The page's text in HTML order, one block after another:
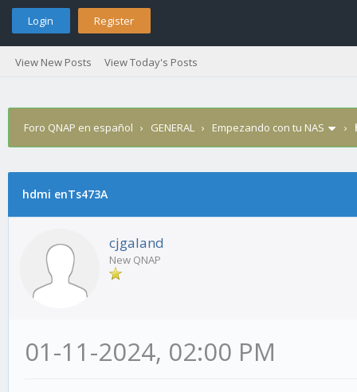
Login Register
View New Posts View Today's Posts
Foro QNAP en español › GENERAL › Empezando con tu NAS ›
hdmi enTs473A
cjgaland
New QNAP
01-11-2024, 02:00 PM